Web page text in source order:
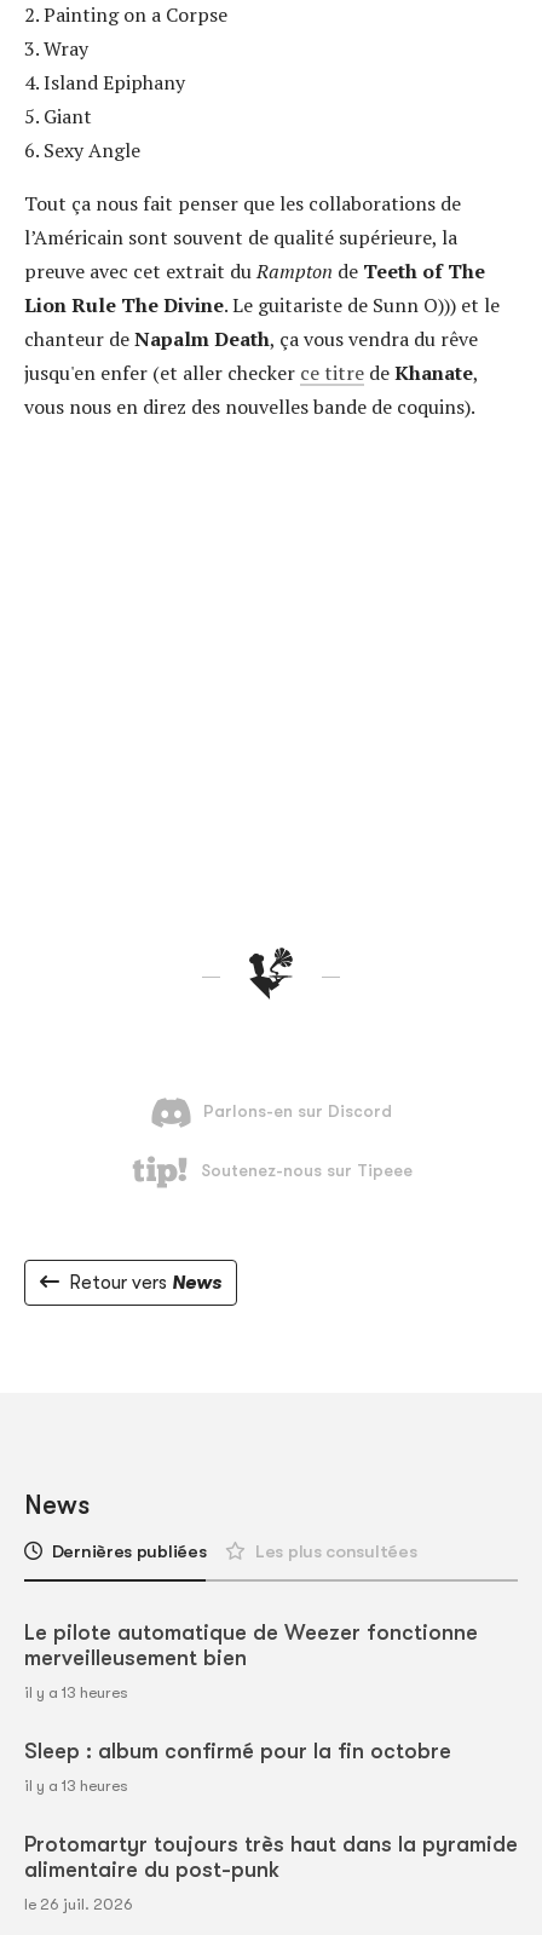
2. Painting on a Corpse
3. Wray
4. Island Epiphany
5. Giant
6. Sexy Angle
Tout ça nous fait penser que les collaborations de
l’Américain sont souvent de qualité supérieure, la
preuve avec cet extrait duRampton de Teeth of The
Lion Rule The Divine. Le guitariste de Sunn O))) et le
chanteur deNapalm Death, ça vous vendra du rêve
jusqu'en enfer (et aller checker ce titre deKhanate,
vous nous en direz des nouvelles bande de coquins).
Retour vers News
News
Dernières publiées Les plus consultées
Le pilote automatique de Weezer fonctionne
merveilleusement bien
il y a 13 heures
Sleep : album confirmé pour la fin octobre
il y a 13 heures
Protomartyr toujours très haut dans la pyramide
alimentaire du post-punk
le 26 juil. 2026